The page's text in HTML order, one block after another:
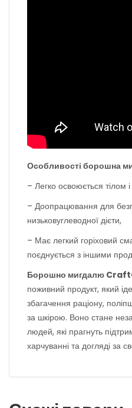
Особливості борошна
– Легко освоюється тілом
– Доопрацювання для
низьковуглеводної дієти,
– Має легкий горіховий
поєднується з іншими
Борошно мигдалю
поживний продукт, який
збагачення раціону,
за шкірою. Воно стане
людей, які прагнуть
харчуванні та догляді за